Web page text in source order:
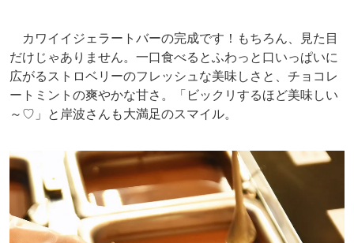
カワイイジェラートバーの完成です！もちろん、見た目
だけじゃありません。一口食べるとふわっと口いっぱいに
広がるストロベリーのフレッシュな美味しさと、チョコレ
ートミントの爽やかな甘さ。「ビックリするほど美味しい
～♡」と岸波さんも大満足のスマイル。